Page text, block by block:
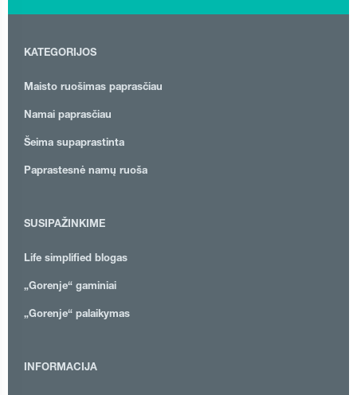
KATEGORIJOS
Maisto ruošimas paprasčiau
Namai paprasčiau
Šeima supaprastinta
Paprastesnė namų ruoša
SUSIPAŽINKIME
Life simplified blogas
„Gorenje“ gaminiai
„Gorenje“ palaikymas
INFORMACIJA